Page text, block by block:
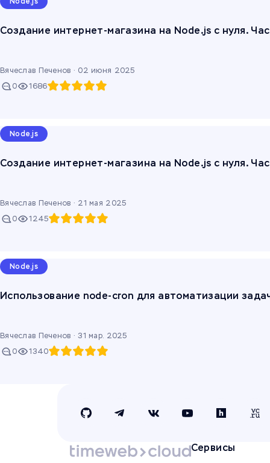
Создание интернет-магазина на Node.js с нуля.
Вячеслав Печенов · 02 июня 2025
0
1686
Node.js
Создание интернет-магазина на Node.js с нуля.
Вячеслав Печенов · 21 мая 2025
0
1245
Node.js
Использование node-cron для автоматизации
Вячеслав Печенов ·31 мар. 2025
0
1340
Сервисы